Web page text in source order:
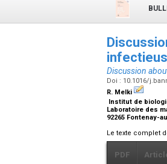
Discussion
Doi : 10.1016/
R. Melki
Institut de
Laboratoire des
92265 Fontenay-
Le texte complet
PDF